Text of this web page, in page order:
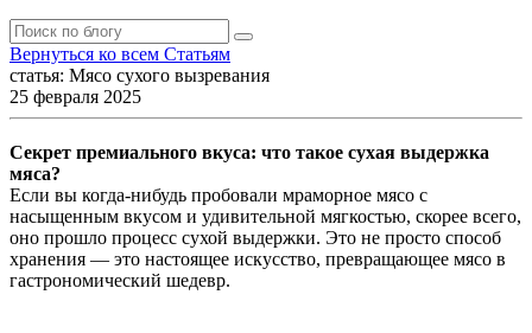
Вернуться ко всем Статьям
статья: Мясо сухого вызревания
25 февраля 2025
Секрет премиального вкуса: что такое сухая выдержка
мяса?
Если вы когда-нибудь пробовали мраморное мясо с
насыщенным вкусом и удивительной мягкостью, скорее всего,
оно прошло процесс сухой выдержки. Это не просто способ
хранения — это настоящее искусство, превращающее мясо в
гастрономический шедевр.